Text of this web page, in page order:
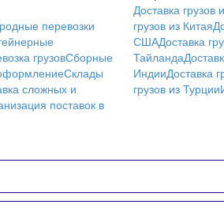
перевозки
грузовСборные
Склады
сложных и
поставок в
Доставка грузов
грузов из Китая
СШАДоставка
Тайланда
ИндииДоставка
грузов из Турции